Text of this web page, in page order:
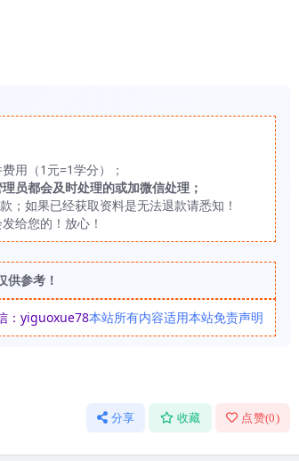
用（1元=1学分）；
员都会及时处理的或加微信处理；
；如果已经获取资料是无法退款请悉知！
给您的！放心！
供参考！
：yiguoxue78本站所有内容适用本站免责声明
分享 收藏 点赞(0)